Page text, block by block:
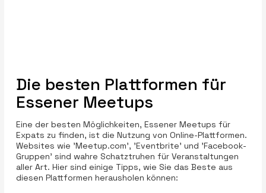
Die besten Plattformen für
Essener Meetups
Eine der besten Möglichkeiten, Essener Meetups für
Expats zu finden, ist die Nutzung von Online-Plattformen.
Websites wie 'Meetup.com', 'Eventbrite' und 'Facebook-
Gruppen' sind wahre Schatztruhen für Veranstaltungen
aller Art. Hier sind einige Tipps, wie Sie das Beste aus
diesen Plattformen herausholen können: